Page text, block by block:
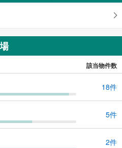
該当物件数
18件
5件
2件